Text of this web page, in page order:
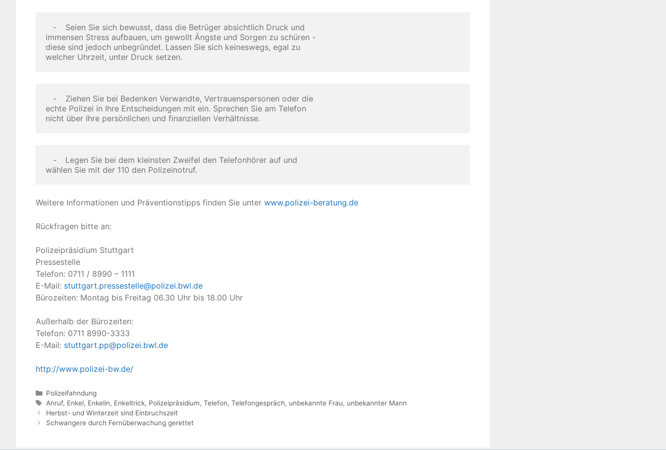
   -	Seien Sie sich bewusst, dass die Betrüger absichtlich Druck und
immensen Stress aufbauen, um gewollt Ängste und Sorgen zu schüren -
diese sind jedoch unbegründet. Lassen Sie sich keineswegs, egal zu
welcher Uhrzeit, unter Druck setzen.
   -	Ziehen Sie bei Bedenken Verwandte, Vertrauenspersonen oder die
echte Polizei in Ihre Entscheidungen mit ein. Sprechen Sie am Telefon
nicht über Ihre persönlichen und finanziellen Verhältnisse.
   -	Legen Sie bei dem kleinsten Zweifel den Telefonhörer auf und
wählen Sie mit der 110 den Polizeinotruf.
Weitere Informationen und Präventionstipps finden Sie unter www.polizei-beratung.de
Rückfragen bitte an:
Polizeipräsidium Stuttgart
Pressestelle
Telefon: 0711 / 8990 – 1111
E-Mail: stuttgart.pressestelle@polizei.bwl.de
Bürozeiten: Montag bis Freitag 06.30 Uhr bis 18.00 Uhr
Außerhalb der Bürozeiten:
Telefon: 0711 8990-3333
E-Mail: stuttgart.pp@polizei.bwl.de
http://www.polizei-bw.de/
Kategorien
Polizeifahndung
Schlagwörter
Anruf, Enkel, Enkelin, Enkeltrick, Polizeipräsidium,Telefon,Telefongespräch, unbekannte Frau, unbekannter Mann
Herbst- und Winterzeit sind Einbruchszeit
Schwangere durch Fernüberwachung gerettet